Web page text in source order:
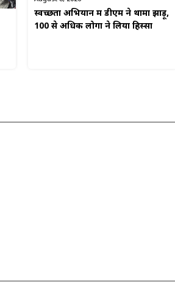
स्वच्छता अभियान में डीएम ने थामा झाड़ू,
100 से अधिक लोगों ने लिया हिस्सा